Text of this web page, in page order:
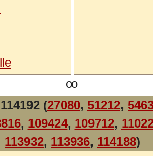
oo
(27080, 51212,
, 109424, 109712,
113932, 113936, 114188)